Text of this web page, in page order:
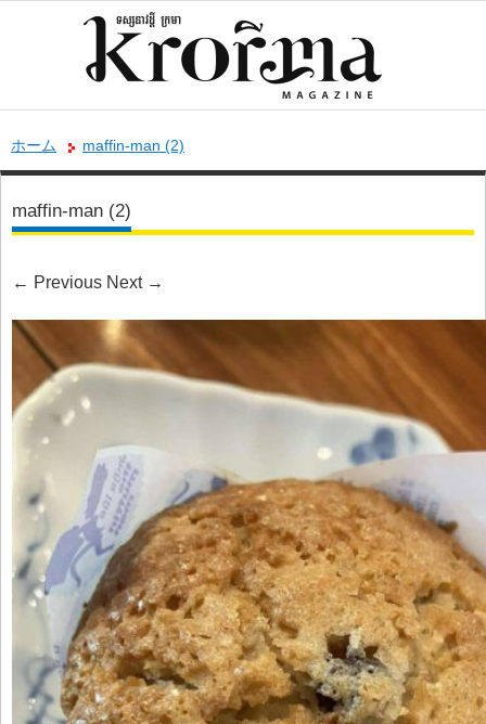
ホーム maffin-man (2)
maffin-man (2)
← Previous Next →